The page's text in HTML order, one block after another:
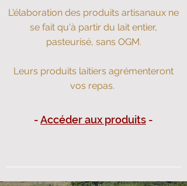
L'élaboration des produits artisanaux ne
se fait qu'à partir du lait entier,
pasteurisé, sans OGM.
Leurs produits laitiers agrémenteront
vos repas.
-Accéder aux produits -